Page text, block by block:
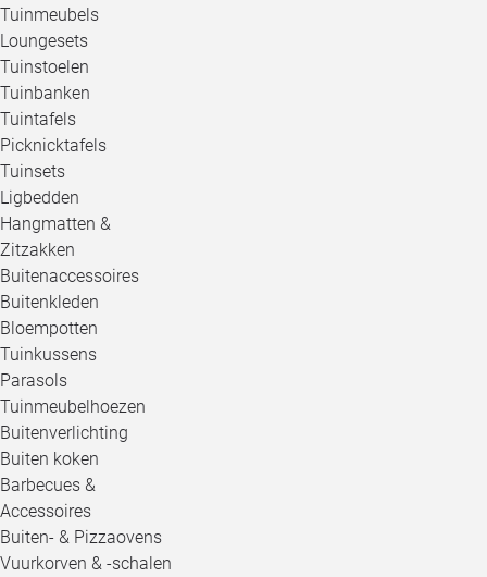
Tuinmeubels
Loungesets
Tuinstoelen
Tuinbanken
Tuintafels
Picknicktafels
Tuinsets
Ligbedden
Hangmatten &
Zitzakken
Buitenaccessoires
Buitenkleden
Bloempotten
Tuinkussens
Parasols
Tuinmeubelhoezen
Buitenverlichting
Buiten koken
Barbecues &
Accessoires
Buiten- & Pizzaovens
Vuurkorven & -schalen